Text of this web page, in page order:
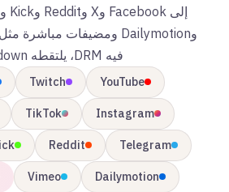
فيه DRM، يلتقطه Firedown.
YouTube
Twitch
Instagram
TikTok
Telegram
Reddit
Dailymotion
Vimeo